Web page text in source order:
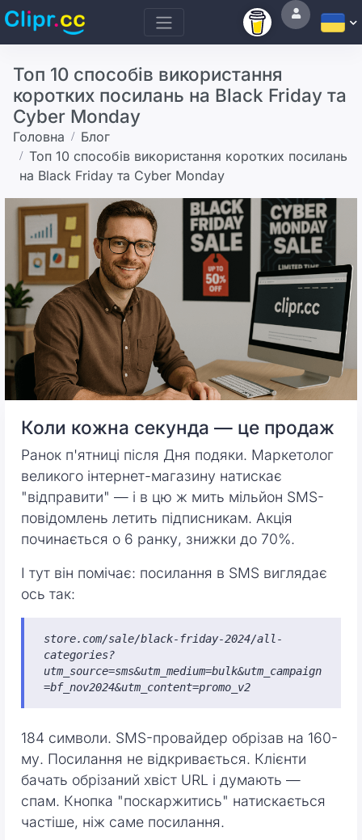
Топ 10 способів використання
коротких посилань на Black Friday та
Cyber Monday
Головна
Блог
Топ 10 способів використання коротких посилань
на Black Friday та Cyber Monday
Коли кожна секунда — це продаж
Ранок п'ятниці після Дня подяки. Маркетолог
великого інтернет-магазину натискає
"відправити" — і в цю ж мить мільйон SMS-
повідомлень летить підписникам. Акція
починається о 6 ранку, знижки до 70%.
І тут він помічає: посилання в SMS виглядає
ось так:
store.com/sale/black-friday-2024/all-
categories?
utm_source=sms&utm_medium=bulk&utm_campaign
=bf_nov2024&utm_content=promo_v2
184 символи. SMS-провайдер обрізав на 160-
му. Посилання не відкривається. Клієнти
бачать обрізаний хвіст URL і думають —
спам. Кнопка "поскаржитись" натискається
частіше, ніж саме посилання.